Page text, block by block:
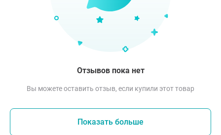
Отзывов пока нет
Вы можете оставить отзыв, если купили этот товар
Показать больше